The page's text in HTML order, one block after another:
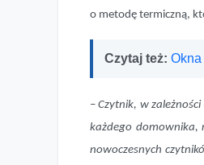
o metodę termiczną,
Czytaj też:
– Czytnik, w
każdego domownika,
nowoczesnych